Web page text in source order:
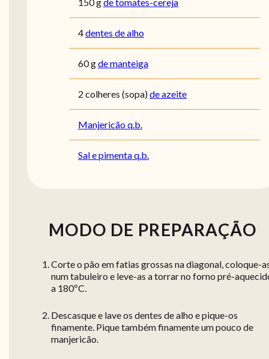
4dentes de alho
60gde manteiga
2 colheres (sopa)de azeite
Manjericão q.b.
Sal e pimenta q.b.
MODO DE PREPARAÇÃO
Corte o pão em fatias grossas na diagonal, coloque-
num tabuleiro e leve-as a torrar no forno pré-
a 180ºC.
Descasque e lave os dentes de alho e pique-os
finamente. Pique também finamente um pouco de
manjericão.